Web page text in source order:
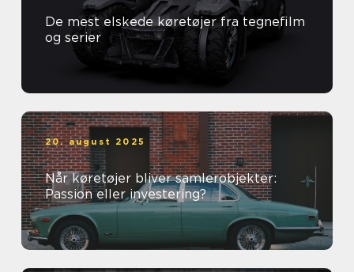
De mest elskede køretøjer fra tegnefilm
og serier
20. august 2025
Når køretøjer bliver samlerobjekter:
Passion eller investering?